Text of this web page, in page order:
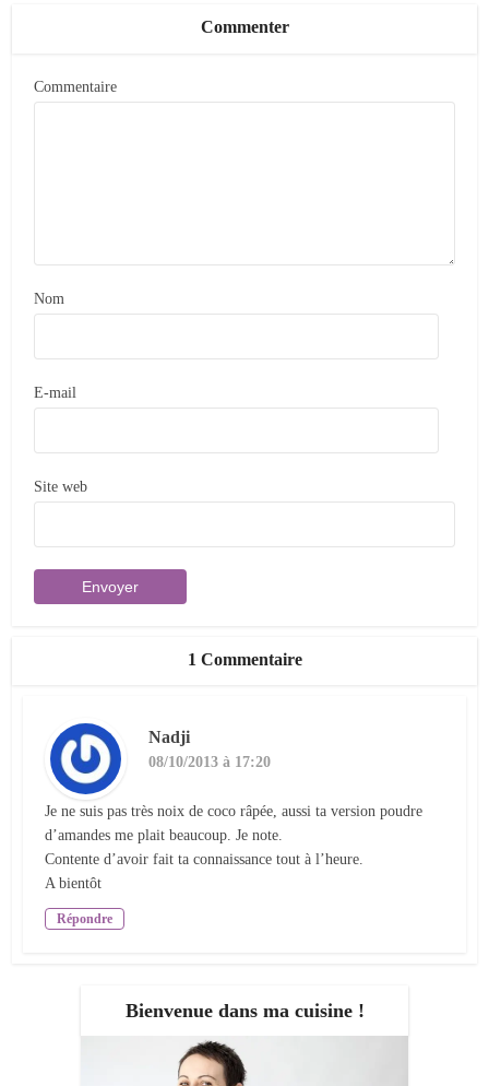
Commenter
Commentaire
Nom
E-mail
Site web
1 Commentaire
Nadji
08/10/2013 à 17:20
Je ne suis pas très noix de coco râpée, aussi ta version poudre
d’amandes me plait beaucoup. Je note.
Contente d’avoir fait ta connaissance tout à l’heure.
A bientôt
Répondre
Bienvenue dans ma cuisine !